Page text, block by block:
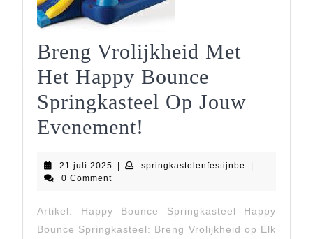
Breng Vrolijkheid Met
Het Happy Bounce
Springkasteel Op Jouw
Evenement!
Met
Het
Happy
21 juli 2025 21| springkastelenfestijnbe
|
0 Comment
Artikel: Happy Bounce Springkasteel Happy
Bounce Springkasteel: Breng Vrolijkheid op Elk